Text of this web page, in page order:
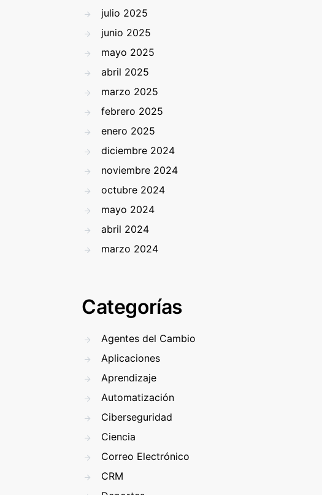
julio 2025
junio 2025
mayo 2025
abril 2025
marzo 2025
febrero 2025
enero 2025
diciembre 2024
noviembre 2024
octubre 2024
mayo 2024
abril 2024
marzo 2024
Categorías
Agentes del Cambio
Aplicaciones
Aprendizaje
Automatización
Ciberseguridad
Ciencia
Correo Electrónico
CRM